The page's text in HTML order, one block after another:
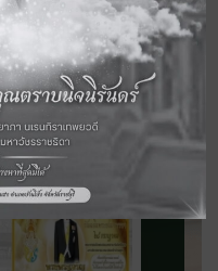
าว
นธ์
คลื่อนไหวของ